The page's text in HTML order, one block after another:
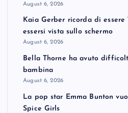
August 6, 2026
Kaia Gerber ricorda di essere
essersi vista sullo schermo
August 6, 2026
Bella Thorne ha avuto
bambina
August 6, 2026
La pop star Emma Bunton
Spice Girls